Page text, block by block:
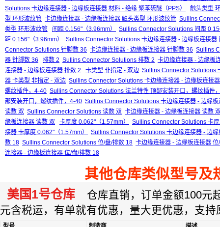
Solutions 卡边缘连接器 - 边缘板连接器 材料 - 绝缘 聚苯硫醚（PPS）
触头类型
型 环形波纹管 卡边缘连接器 - 边缘板连接器 触头类型 环形波纹管 Sullins
类型 环形波纹管
间距 0.156"（3.96mm）
Sullins Connector Solutions 间距
距 0.156"（3.96mm）
Sullins Connector Solutions 卡边缘连接器 - 边缘板连接器
Connector Solutions 针脚数 36 卡边缘连接器 - 边缘板连接器 针脚数 36 Sullins
器 针脚数 36
排数 2 Sullins Connector Solutions 排数 2 卡边缘连接器 - 边缘板
连接器 - 边缘板连接器 排数 2
卡类型 非指定 - 双边 Sullins Connector Solutions
器 卡类型 非指定 - 双边 Sullins Connector Solutions 卡边缘连接器 - 边缘板连接
螺纹插件，4-40 Sullins Connector Solutions 法兰特性 顶部安装开口，螺纹插件
部安装开口，螺纹插件，4-40 Sullins Connector Solutions 卡边缘连接器 - 边缘
读数 双 Sullins Connector Solutions 读数 双 卡边缘连接器 - 边缘板连接器 读数
缘板连接器 读数 双
卡厚度 0.062"（1.57mm）
Sullins Connector Solutions 卡
接器 卡厚度 0.062"（1.57mm）
Sullins Connector Solutions 卡边缘连接器 - 边
数 18 Sullins Connector Solutions 位/盘/排数 18 卡边缘连接器 - 边缘板连接器
连接器 - 边缘板连接器 位/盘/排数 18
其他仓库类似型号及
美国1号仓库 仓库直销，订单金额100元
元含税运，有单就有优惠，量大更优惠，支持